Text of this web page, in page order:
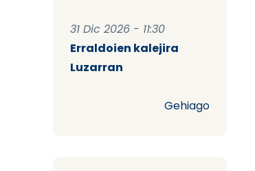
31 Dic 2026 - 11:30
Erraldoien kalejira
Luzarran
Gehiago